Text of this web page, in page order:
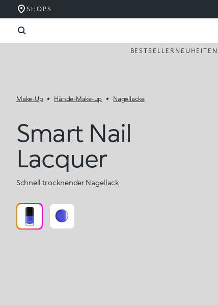
SHOPS
BESTSELLER NEUHEITEN
Make-Up Hände-Make-up Nagellacke
Smart Nail
Lacquer
Schnell trocknender Nagellack